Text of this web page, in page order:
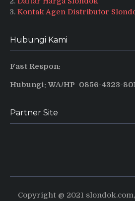
Kontak Agen Distributor
Hubungi Kami
Fast Respon:
Hubungi: WA/HP 0856-4323-
Partner Site
Copyright @ 2021